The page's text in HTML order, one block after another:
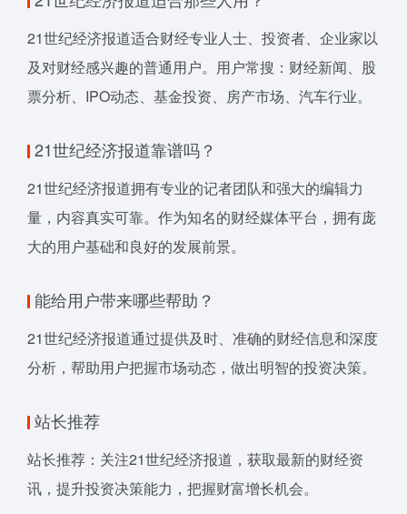
21世纪经济报道适合财经专业人士、投资者、企业家以
及对财经感兴趣的普通用户。用户常搜：财经新闻、股
票分析、IPO动态、基金投资、房产市场、汽车行业。
21世纪经济报道靠谱吗？
21世纪经济报道拥有专业的记者团队和强大的编辑力
量，内容真实可靠。作为知名的财经媒体平台，拥有庞
大的用户基础和良好的发展前景。
能给用户带来哪些帮助？
21世纪经济报道通过提供及时、准确的财经信息和深度
分析，帮助用户把握市场动态，做出明智的投资决策。
站长推荐
站长推荐：关注21世纪经济报道，获取最新的财经资
讯，提升投资决策能力，把握财富增长机会。